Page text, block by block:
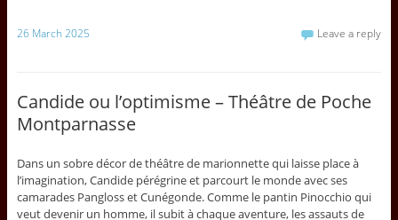
26 March 2025 Leave a reply
Candide ou l’optimisme – Théâtre de Poche
Montparnasse
Dans un sobre décor de théâtre de marionnette qui laisse place à
l’imagination, Candide pérégrine et parcourt le monde avec ses
camarades Pangloss et Cunégonde. Comme le pantin Pinocchio qui
veut devenir un homme, il subit à chaque aventure, les assauts de